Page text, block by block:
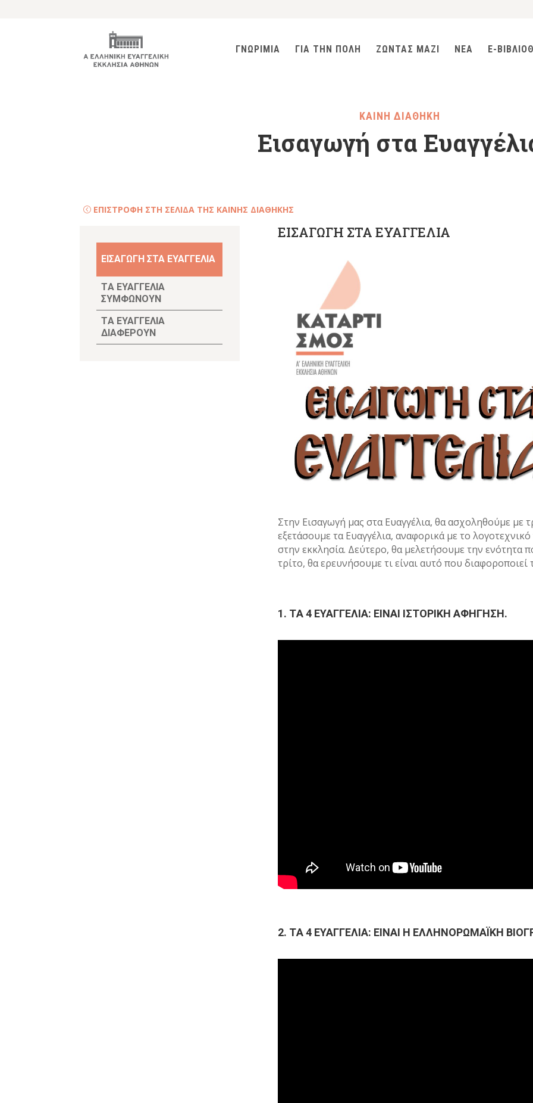
ΓΝΩΡΙΜΙΑ ΓΙΑ ΤΗΝ ΠΟΛΗ ΖΩΝΤΑΣ ΜΑΖΙ ΝΕΑ E-
ΚΑΙΝΗ ΔΙΑΘΗΚΗ
Εισαγωγή στα
ΕΠΙΣΤΡΟΦΗ ΣΤΗ ΣΕΛΙΔΑ ΤΗΣ ΚΑΙΝΗΣ ΔΙΑΘΗΚΗΣ
ΕΙΣΑΓΩΓΗ ΣΤΑ ΕΥΑΓΓΕΛΙΑ
TΑ ΕΥΑΓΓΕΛΙΑ
ΣΥΜΦΩΝΟΥΝ
TΑ ΕΥΑΓΓΕΛΙΑ
ΔΙΑΦΕΡΟΥΝ
ΕΙΣΑΓΩΓΗ ΣΤΑ ΕΥΑΓΓΕΛΙΑ
Στην Εισαγωγή μας στα Ευαγγέλια, θα ασχοληθούμε με
εξετάσουμε τα Ευαγγέλια, αναφορικά με το
στην εκκλησία. Δεύτερο, θα μελετήσουμε την ενότητα
τρίτο, θα ερευνήσουμε τι είναι αυτό που διαφοροποιεί
1. TΑ 4 ΕΥΑΓΓΕΛΙΑ: ΕΙΝΑΙ ΙΣΤΟΡΙΚΗ ΑΦΗΓΗΣΗ.
2. TΑ 4 ΕΥΑΓΓΕΛΙΑ: ΕΙΝΑΙ Η ΕΛΛΗΝΟΡΩΜΑΪΚΗ